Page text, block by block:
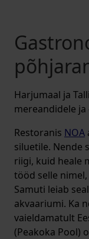
Harjumaal ja
mereandidele
Restoranis NOA
siluetile. Nende
riigi, kuid heale
tööd selle
Samuti leiab
akvaariumi. Ka
vaieldamatult
(Peakoka Pool)